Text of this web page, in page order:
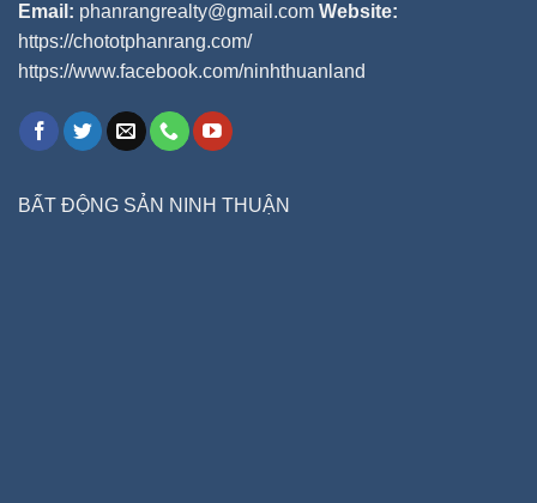
Email: phanrangrealty@gmail.com Website:
https://chototphanrang.com/
https://www.facebook.com/ninhthuanland
BẤT ĐỘNG SẢN NINH THUẬN